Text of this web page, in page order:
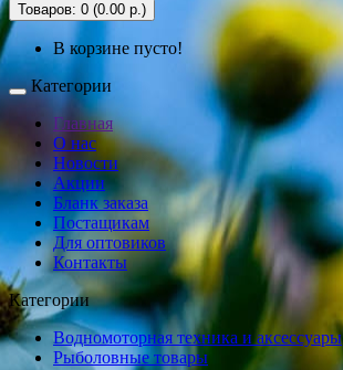
Товаров: 0 (0.00 р.)
В корзине пусто!
Категории
Главная
О нас
Новости
Акции
Бланк заказа
Постащикам
Для оптовиков
Контакты
Категории
Водномоторная техника и аксессуары
Рыболовные товары